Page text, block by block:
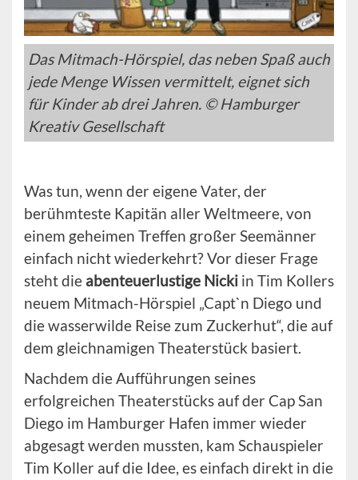
Das Mitmach-Hörspiel, das neben Spaß auch
jede Menge Wissen vermittelt, eignet sich
für Kinder ab drei Jahren. © Hamburger
Kreativ Gesellschaft
Was tun, wenn der eigene Vater, der
berühmteste Kapitän aller Weltmeere, von
einem geheimen Treffen großer Seemänner
einfach nicht wiederkehrt? Vor dieser Frage
steht die abenteuerlustige Nicki in Tim Kollers
neuem Mitmach-Hörspiel „Capt`n Diego und
die wasserwilde Reise zum Zuckerhut“, die auf
dem gleichnamigen Theaterstück basiert.
Nachdem die Aufführungen seines
erfolgreichen Theaterstücks auf der Cap San
Diego im Hamburger Hafen immer wieder
abgesagt werden mussten, kam Schauspieler
Tim Koller auf die Idee, es einfach direkt in die